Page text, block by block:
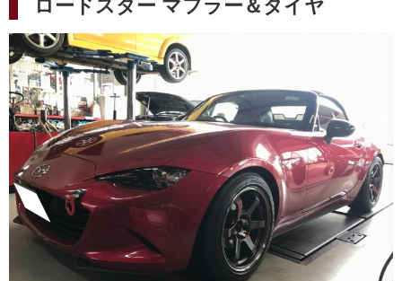
日:
ロードスター マフラー＆タイヤ